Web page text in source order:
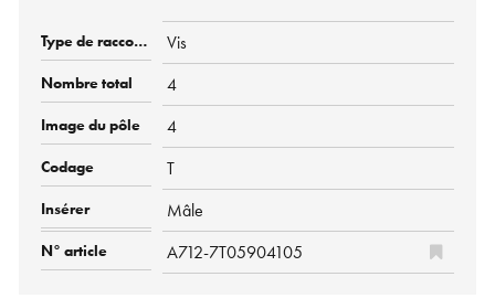
Vis
4
4
T
Mâle
A712-7T05904105